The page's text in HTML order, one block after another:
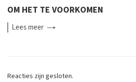
OM HET TE VOORKOMEN
Leesmeer
Reacties zijn gesloten.